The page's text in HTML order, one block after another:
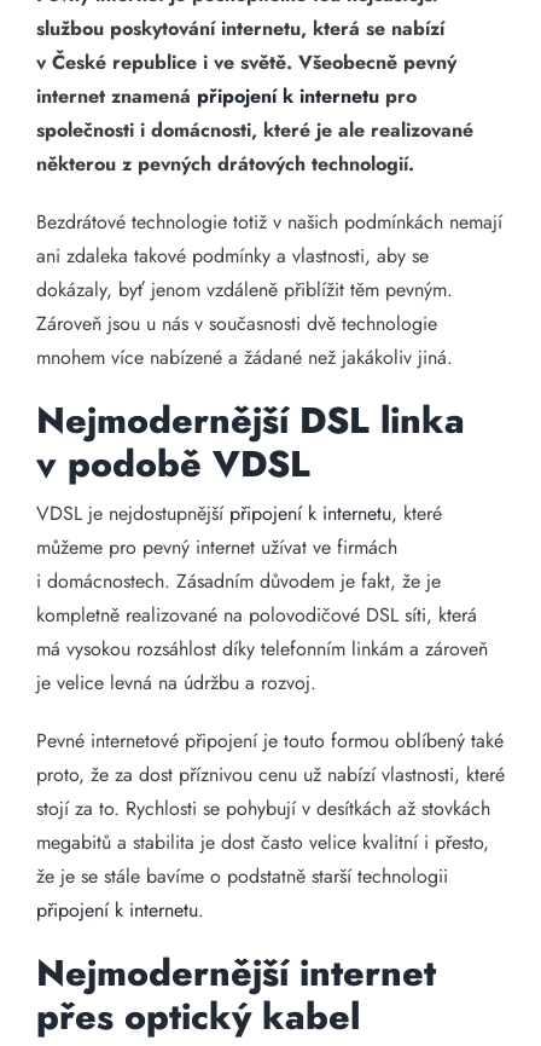
službou poskytování internetu, která se nabízí
v České republice i ve světě. Všeobecně pevný
internet znamená připojení k internetu pro
společnosti i domácnosti, které je ale realizované
některou z pevných drátových technologií.
Bezdrátové technologie totiž v našich podmínkách nemají
ani zdaleka takové podmínky a vlastnosti, aby se
dokázaly, byť jenom vzdáleně přiblížit těm pevným.
Zároveň jsou u nás v současnosti dvě technologie
mnohem více nabízené a žádané než jakákoliv jiná.
Nejmodernější DSL linka
v podobě VDSL
VDSL je nejdostupnější připojení k internetu, které
můžeme pro pevný internet užívat ve firmách
i domácnostech. Zásadním důvodem je fakt, že je
kompletně realizované na polovodičové DSL síti, která
má vysokou rozsáhlost díky telefonním linkám a zároveň
je velice levná na údržbu a rozvoj.
Pevné internetové připojení je touto formou oblíbený také
proto, že za dost příznivou cenu už nabízí vlastnosti, které
stojí za to. Rychlosti se pohybují v desítkách až stovkách
megabitů a stabilita je dost často velice kvalitní i přesto,
že je se stále bavíme o podstatně starší technologii
připojení k internetu.
Nejmodernější internet
přes optický kabel